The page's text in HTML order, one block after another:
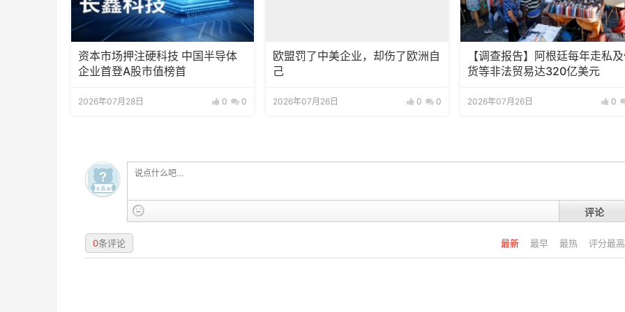
资本市场押注硬科技 中国半导体
企业首登A股市值榜首
2026年07月28日 0 0
欧盟罚了中美企业，却伤了欧洲自
己
2026年07月26日 0 0
【调查报告】阿根廷每年走私
货等非法贸易达320亿美元
2026年07月26日 0
评论
最新 最早 最热 评分最高
0条评论